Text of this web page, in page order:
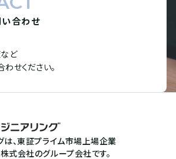
い合わせ
ど
せください。
は、東証プライム市場上場企業
式会社のグループ会社です。